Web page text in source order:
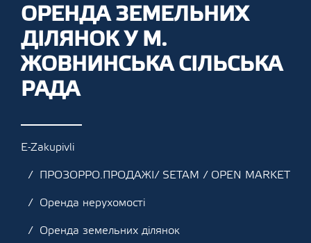
ОРЕНДА ЗЕМЕЛЬНИХ
ДІЛЯНОК У М.
ЖОВНИНСЬКА СІЛЬСЬКА
РАДА
E-Zakupivli
ПРОЗОРРО.ПРОДАЖІ/ SETAM / OPEN MARKET
Оренда нерухомості
Оренда земельних ділянок